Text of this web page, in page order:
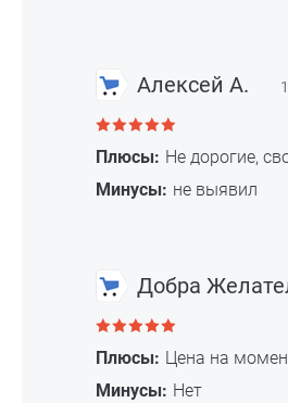
Алексей А.
Плюсы: Не дорогие,
Минусы: не выявил
Добра
Плюсы: Цена на
Минусы: Нет